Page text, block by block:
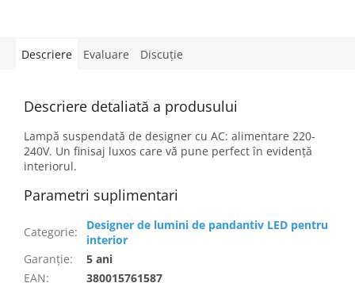
Descriere Evaluare Discuţie
Descriere detaliată a produsului
Lampă suspendată de designer cu AC: alimentare 220-
240V. Un finisaj luxos care vă pune perfect în evidență
interiorul.
Parametri suplimentari
Categorie:
Designer de lumini de pandantiv LED pentru
interior
Garanţie:
5 ani
EAN:
380015761587